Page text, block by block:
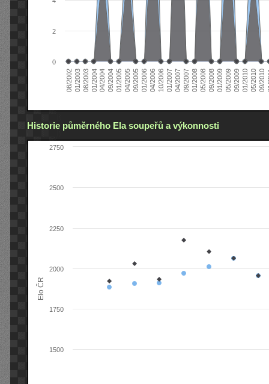
08/200201/200308/200301/200404/200409/200401/200504/200509/200501/200604/200610/200601/200704/200709/200701/200805/200809/200801/200905/200909/200901/201005/201009/2010
0
2
Historie půměrného Ela soupeřů a výkonnosti
Elo ČR
2000
1500
1750
2250
2500
2750